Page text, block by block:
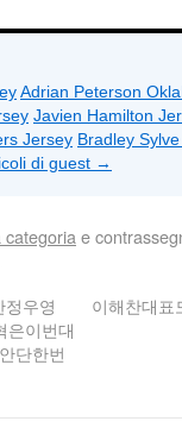
Adrian Peterson
Javien Hamilton
Jersey Bradley
di guest →
categoria e
우영
은이번대
단한번
이해찬대표